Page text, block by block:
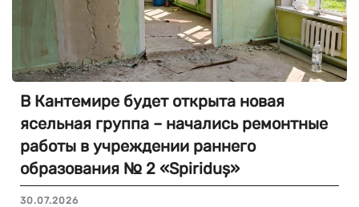
В Кантемире будет открыта новая
ясельная группа – начались ремонтные
работы в учреждении раннего
образования № 2 «Spiriduș»
30.07.2026